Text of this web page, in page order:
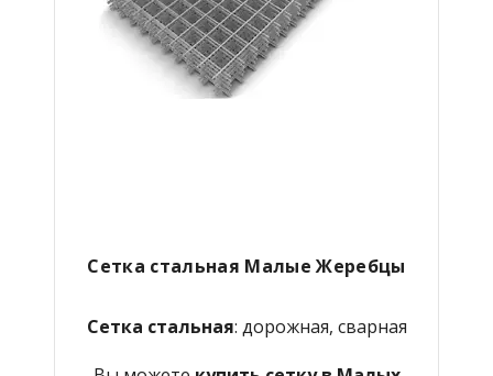
Сетка стальная Малые Жеребцы
Сетка стальная: дорожная, сварная